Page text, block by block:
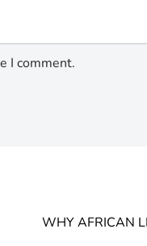
I comment.
WHY AFRICAN